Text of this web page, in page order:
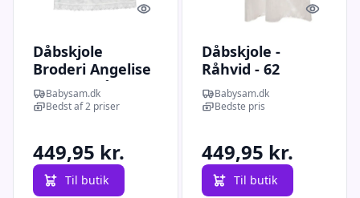
Quick look
Dåbskjole
Broderi Angelise
- Jocko - Råhvid
Babysam.dk
Bedst af 2 priser
449,95 kr.
Til butik
Quick
Dåbskjole -
Råhvid - 62
Babysam.dk
Bedste pris
449,95 kr.
Til butik